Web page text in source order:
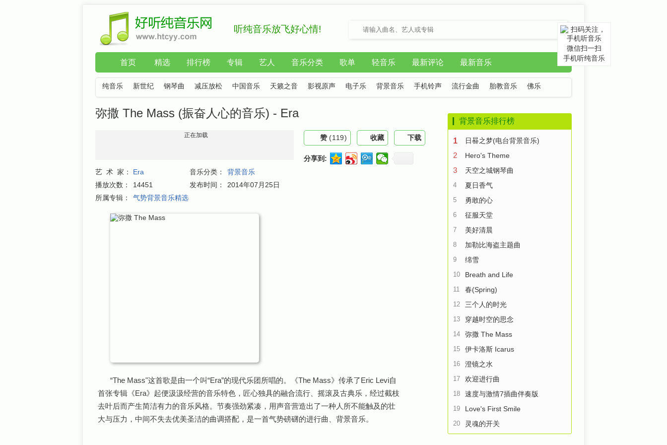
听纯音乐放飞好心情!
首页 精选 排行榜 专辑 艺人 音乐分类 歌单 轻音乐 最新评论 最新音乐
纯音乐 新世纪 钢琴曲 减压放松 中国音乐 天籁之音 影视原声 电子乐 背景音乐 手机铃声 流行金曲 胎教音乐 佛乐
弥撒 The Mass (振奋人心的音乐) - Era
正在加载
艺 术 家： Era 音乐分类：
背景音乐
播放次数：
14451 发布时间：
2014年07月25日
所属专辑：
气势背景音乐精选
赞 (119) 收藏 下载
分享到:
“The Mass"这首歌是由一个叫“Era”的现代乐团所唱的。《The Mass》传承了Eric Levi自
首张专辑《Era》起便汲汲经营的音乐特色，匠心独具的融合流行、摇滚及古典乐，经过截枝
去叶后而产生简洁有力的音乐风格。节奏强劲紧凑，用声音营造出了一种人所不能触及的壮
大与压力，中间不失去优美圣洁的曲调搭配，是一首气势磅礴的进行曲、背景音乐。
背景音乐排行榜
1 日晷之梦(电台背景音乐)
2 Hero's Theme
3 天空之城钢琴曲
4 夏日香气
5 勇敢的心
6 征服天堂
7 美好清晨
8 加勒比海盗主题曲
9 绵雪
10 Breath and Life
11 春(Spring)
12 三个人的时光
13 穿越时空的思念
14 弥撒 The Mass
15 伊卡洛斯 Icarus
16 澄镜之水
17 欢迎进行曲
18 速度与激情7插曲伴奏版
19 Love's First Smile
20 灵魂的开关
微信扫一扫
手机听纯音乐